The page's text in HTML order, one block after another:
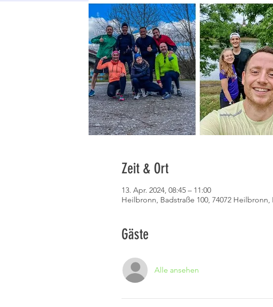
Zeit & Ort
13. Apr. 2024, 08:45 – 11:00
Heilbronn, Badstraße 100, 74072
Gäste
Alle ansehen